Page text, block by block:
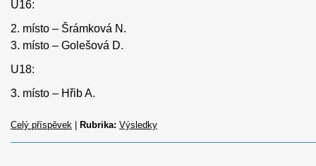
U16:
2. místo – Šrámková N.
3. místo – Golešová D.
U18:
3. místo – Hřib A.
Celý příspěvek Rubrika: Výsledky